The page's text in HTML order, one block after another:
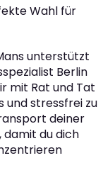
Wahl für
unterstützt
Berlin
mit Rat und Tat
und stressfrei zu
deiner
damit du dich